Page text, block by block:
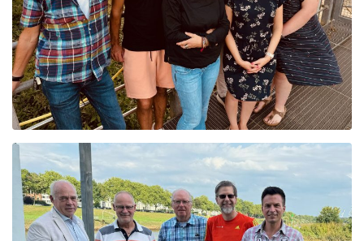
Foto: BDZ Köln v.l.n.r. Enrico Bono, Michael May, Sarah
Kullmitz, Thomas Liebel, Kirsten Kohl, Andrea May und
Thorsten Leeser